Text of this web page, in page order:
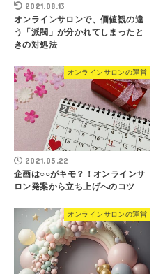
2021.08.13
オンラインサロンで、価値観の違
う「派閥」が分かれてしまったと
きの対処法
オンラインサロンの運営
2021.05.22
企画は○○がキモ？！オンラインサ
ロン発案から立ち上げへのコツ
オンラインサロンの運営